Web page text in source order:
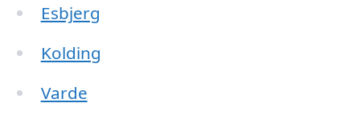
Esbjerg
Kolding
Varde